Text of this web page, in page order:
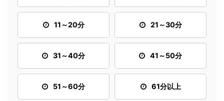
11～20分 21～30分
31～40分 41～50分
51～60分 61分以上